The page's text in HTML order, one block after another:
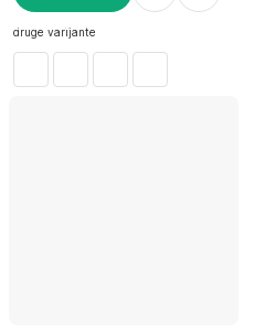
U KOŠARICU
druge varijante